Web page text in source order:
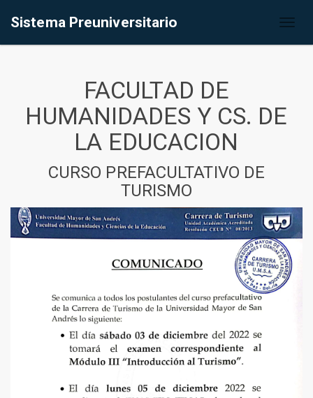
Sistema Preuniversitario
FACULTAD DE
HUMANIDADES Y CS. DE
LA EDUCACION
CURSO PREFACULTATIVO DE
TURISMO